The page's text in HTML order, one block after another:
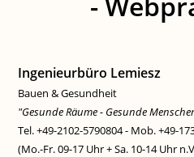
Ingenieurbüro Lemiesz
Bauen & Gesundheit
"Gesunde Räume - Gesunde
Tel. +49-2102-5790804 - Mob. +49-
(Mo.-Fr. 09-17 Uhr + Sa. 10-14 Uhr